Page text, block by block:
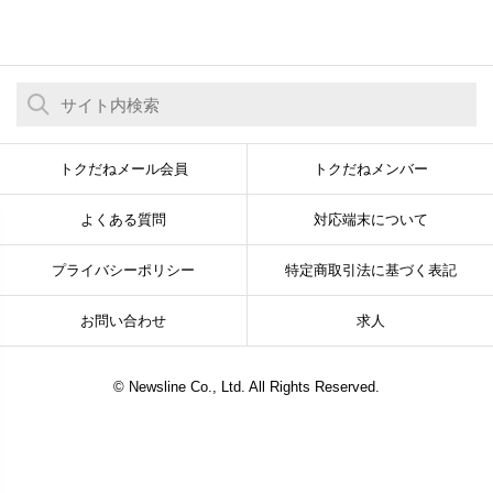
トクだねメール会員 トクだねメンバー
よくある質問 対応端末について
プライバシーポリシー 特定商取引法に基づく表記
お問い合わせ 求人
© Newsline Co., Ltd. All Rights Reserved.